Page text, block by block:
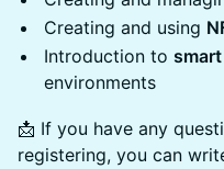
Creating and using
Introduction to
environments
📩 If you have any
registering, you can